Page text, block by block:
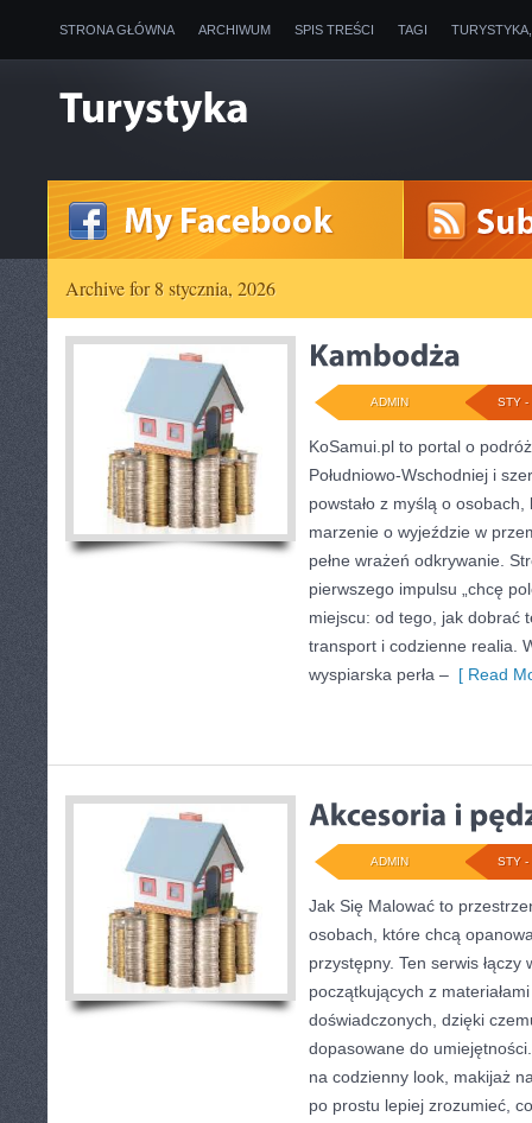
STRONA GŁÓWNA ARCHIWUM SPIS TREŚCI TAGI
Archive for 8 stycznia, 2026
STY -
ADMIN
KoSamui.pl to portal o
Południowo-Wschodniej i
powstało z myślą o
marzenie o wyjeździe w
pełne wrażeń odkrywanie.
pierwszego impulsu „chcę
miejscu: od tego, jak dobrać
transport i codzienne realia.
wyspiarska perła – [ Read
STY -
ADMIN
Jak Się Malować to
osobach, które chcą
przystępny. Ten serwis łączy
początkujących z
doświadczonych, dzięki
dopasowane do
na codzienny look, makijaż
po prostu lepiej zrozumieć,